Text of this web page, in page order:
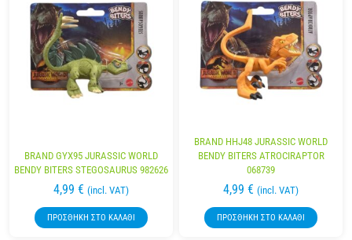
BRAND GYX95 JURASSIC WORLD
BENDY BITERS STEGOSAURUS 982626
4,99 € (incl. VAT)
ΠΡΟΣΘΉΚΗ ΣΤΟ ΚΑΛΆΘΙ
BRAND HHJ48 JURASSIC WORLD
BENDY BITERS ATROCIRAPTOR
068739
4,99 € (incl. VAT)
ΠΡΟΣΘΉΚΗ ΣΤΟ ΚΑΛΆΘΙ